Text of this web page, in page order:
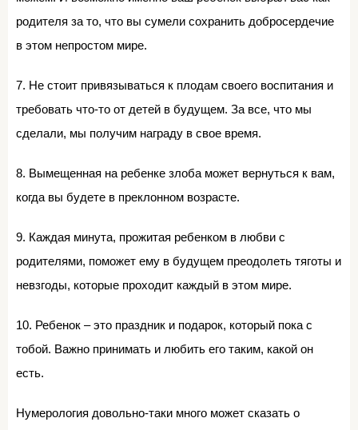
родителя за то, что вы сумели сохранить добросердечие
в этом непростом мире.
7. Не стоит привязываться к плодам своего воспитания и
требовать что-то от детей в будущем. За все, что мы
сделали, мы получим награду в свое время.
8. Вымещенная на ребенке злоба может вернуться к вам,
когда вы будете в преклонном возрасте.
9. Каждая минута, прожитая ребенком в любви с
родителями, поможет ему в будущем преодолеть тяготы и
невзгоды, которые проходит каждый в этом мире.
10. Ребенок – это праздник и подарок, который пока с
тобой. Важно принимать и любить его таким, какой он
есть.
Нумерология довольно-таки много может сказать о